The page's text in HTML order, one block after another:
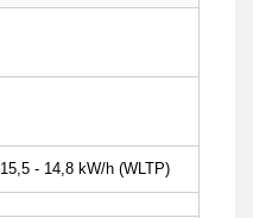
15,5 - 14,8 kW/h (WLTP)